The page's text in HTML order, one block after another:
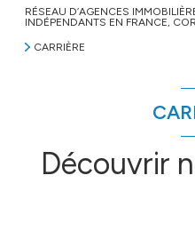
RÉSEAU D’AGENCES
INDÉPENDANTS EN FRANCE,
CARRIÈRE
Découvrir